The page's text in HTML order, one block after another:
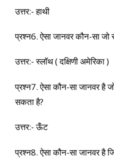
उत्तर:- हाथी
प्रश्न6. ऐसा जानवर कौन-सा जो
उत्तर:- स्लॉथ ( दक्षिणी अमेरिका )
प्रश्न7. ऐसा कौन-सा जानवर
सकता है?
उत्तर:- ऊँट
प्रश्न8. ऐसा कौन-सा जानवर है